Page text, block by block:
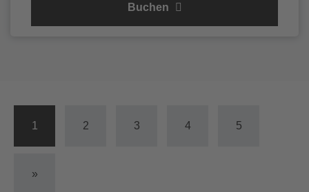
Buchen
1 2 3 4 5
»